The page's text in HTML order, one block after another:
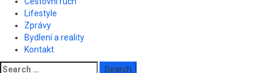
Lifestyle
Zprávy
Bydlení a reality
Kontakt
Search